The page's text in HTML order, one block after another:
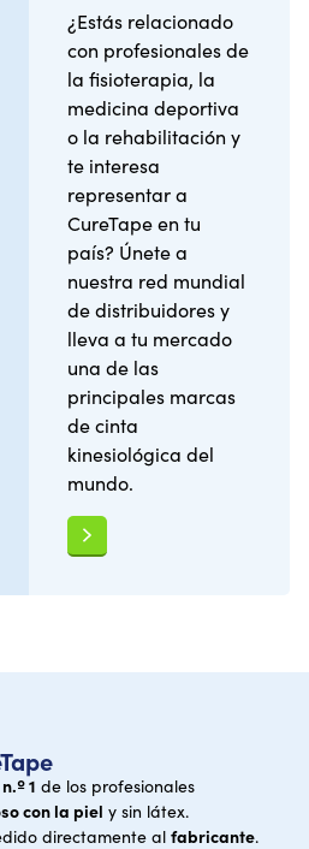
¿Estás relacionado
con profesionales de
la fisioterapia, la
medicina deportiva
o la rehabilitación y
te interesa
representar a
CureTape en tu
país? Únete a
nuestra red mundial
de distribuidores y
lleva a tu mercado
una de las
principales marcas
de cinta
kinesiológica del
mundo.
n.º 1 de los profesionales
con la piel y sin látex.
directamente al fabricante.